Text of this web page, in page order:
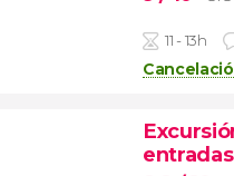
11 - 13h
entradas